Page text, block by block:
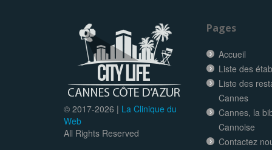
© 2017-2026 | La Clinique du
Web
All Rights Reserved
Pages
Accueil
Liste des
Liste des
Cannes
Cannes, la
Cannoise
Contactez